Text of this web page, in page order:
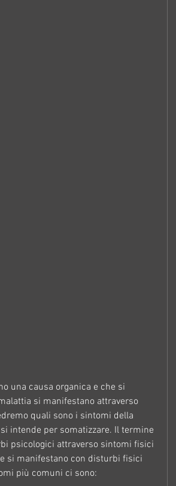
si manifestano attraverso
quali sono i sintomi della
intende per somatizzare. Il termine
psicologici attraverso sintomi fisici
si manifestano con disturbi fisici
più comuni ci sono: